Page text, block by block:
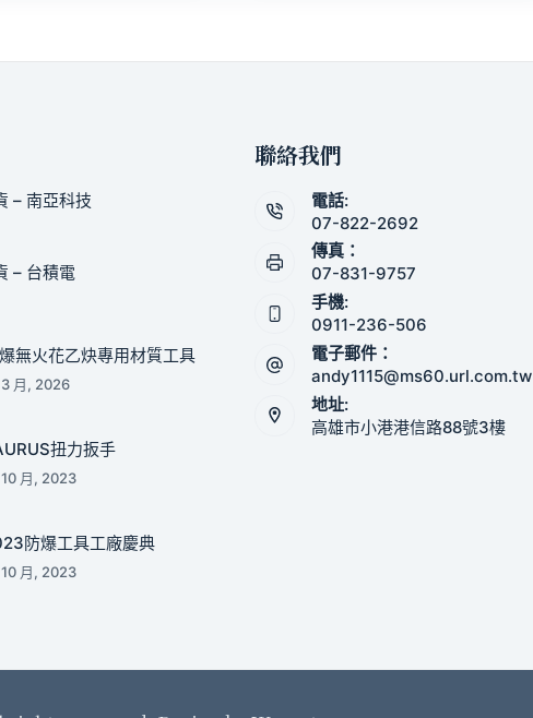
– 南亞科技
– 台積電
無火花乙炔專用材質工具
3 月, 2026
扭力扳手
10 月, 2023
防爆工具工廠慶典
10 月, 2023
聯絡我們
電話:
07-822-2692
傳真：
07-831-9757
手機:
0911-236-506
電子郵件：
andy1115@ms60.url.com.tw
地址:
高雄市小港港信路88號3樓